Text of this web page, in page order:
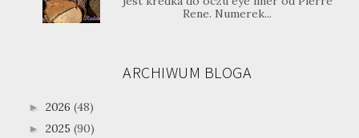
Rene. Numerek...
ARCHIWUM BLOGA
► 2026 (48)
► 2025 (90)